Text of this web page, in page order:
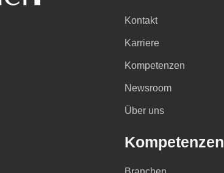
Kontakt
Karriere
Kompetenzen
Newsroom
Über uns
Kompetenzen